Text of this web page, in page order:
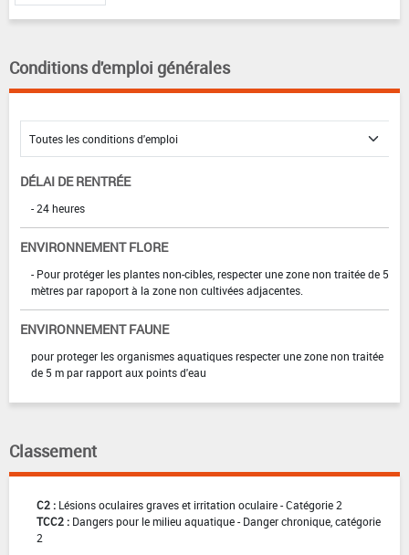
Conditions d'emploi générales
DÉLAI DE RENTRÉE
- 24 heures
ENVIRONNEMENT FLORE
- Pour protéger les plantes non-cibles, respecter une zone non traitée de 5
mètres par rapoport à la zone non cultivées adjacentes.
ENVIRONNEMENT FAUNE
pour proteger les organismes aquatiques respecter une zone non traitée
de 5 m par rapport aux points d'eau
Classement
C2 : Lésions oculaires graves et irritation oculaire - Catégorie 2
TCC2 : Dangers pour le milieu aquatique - Danger chronique, catégorie
2